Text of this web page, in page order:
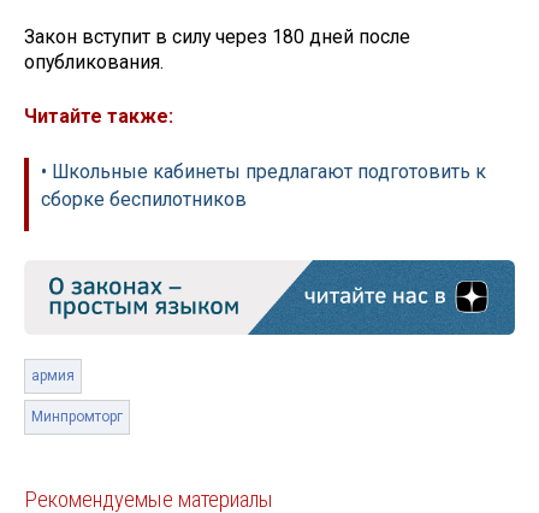
Закон вступит в силу через 180 дней после
опубликования.
Читайте также:
• Школьные кабинеты предлагают подготовить к
сборке беспилотников
армия
Минпромторг
Рекомендуемые материалы